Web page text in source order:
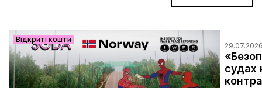
Відкриті кошти
судах